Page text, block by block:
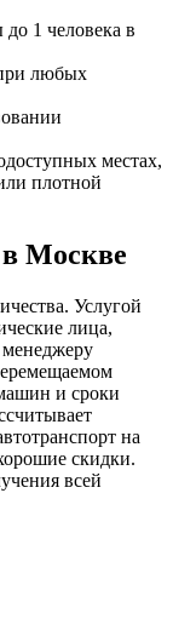
1 человека в
любых
местах,
плотной
в Москве
Услугой
лица,
и сроки
на
скидки.
всей